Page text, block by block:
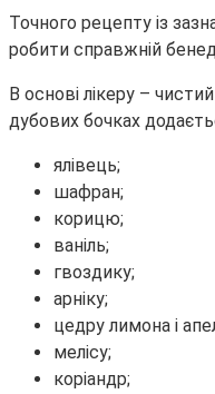
Точного рецепту із
робити справжній
В основі лікеру –
дубових бочках
ялівець;
шафран;
корицю;
ваніль;
гвоздику;
арніку;
цедру лимона і
мелісу;
коріандр;